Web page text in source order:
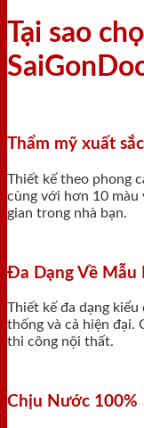
Tại sao
Thẩm mỹ xuất sắc
Thiết kế theo phong
cùng với hơn 10 màu
gian trong nhà bạn.
Đa Dạng Về Mẫu
Thiết kế đa dạng
thống và cả hiện đại.
thi công nội thất.
Chịu Nước 100%